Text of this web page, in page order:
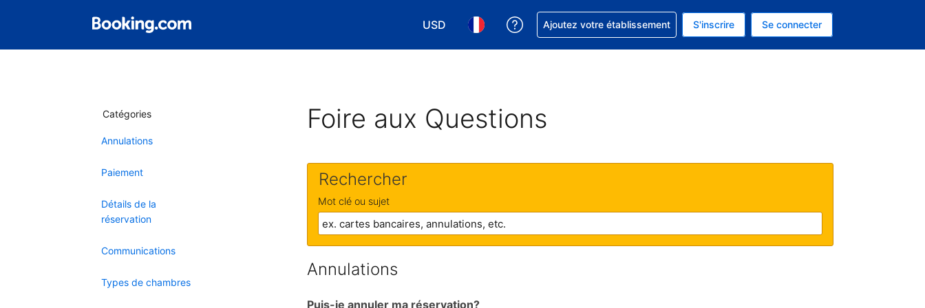
USD
Choisissez votre devise. Votre devise actuelle est celle-ci : Dollar américain.
Choisissez votre langue. Votre langue actuelle est celle-ci : Français.
Obtenez de l'aide concernant votre réservation
Ajoutez votre établissement S'inscrire Se connecter
Catégories
Annulations
Paiement
Détails de la
réservation
Communications
Types de chambres
Foire aux Questions
Rechercher
Mot clé ou sujet
Annulations
Puis-je annuler ma réservation?